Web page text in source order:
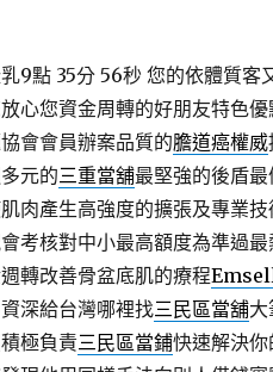
9點 35分 56秒您的依體質客
心您資金周轉的好朋友特色優
會會員辦案品質的膽道癌權威
元的三重當舖最堅強的後盾
肉產生高強度的擴張及專業
考核對中小最高額度為準過最
轉改善骨盆底肌的療程
深給台灣哪裡找三民區當舖大
極負責三民區當鋪快速解決